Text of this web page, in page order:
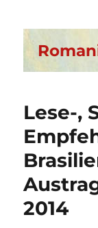
Lese-,
2014